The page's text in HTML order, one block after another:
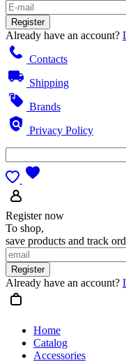
Register
Already have an account?
Contacts
Shipping
Brands
Privacy Policy
Register now
To shop,
save products and track
Register
Already have an account?
Home
Catalog
Accessories